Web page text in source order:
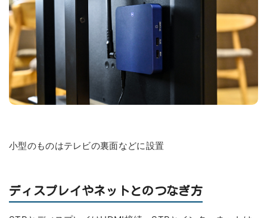
小型のものはテレビの裏面などに設置
ディスプレイやネットとのつなぎ方